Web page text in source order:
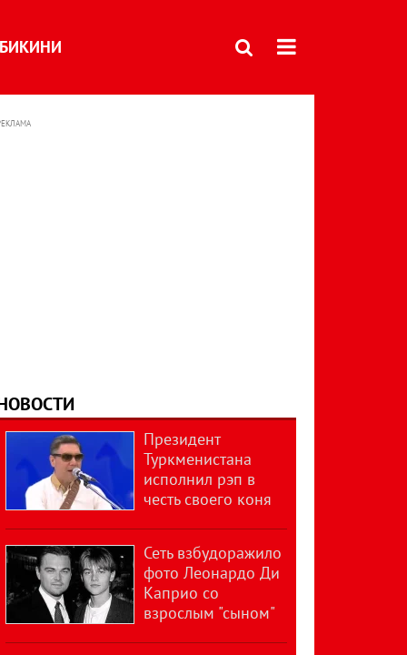
БИКИНИ
Президент
Туркменистана
исполнил рэп в
честь своего коня
Сеть взбудоражило
фото Леонардо Ди
Каприо со
взрослым "сыном"